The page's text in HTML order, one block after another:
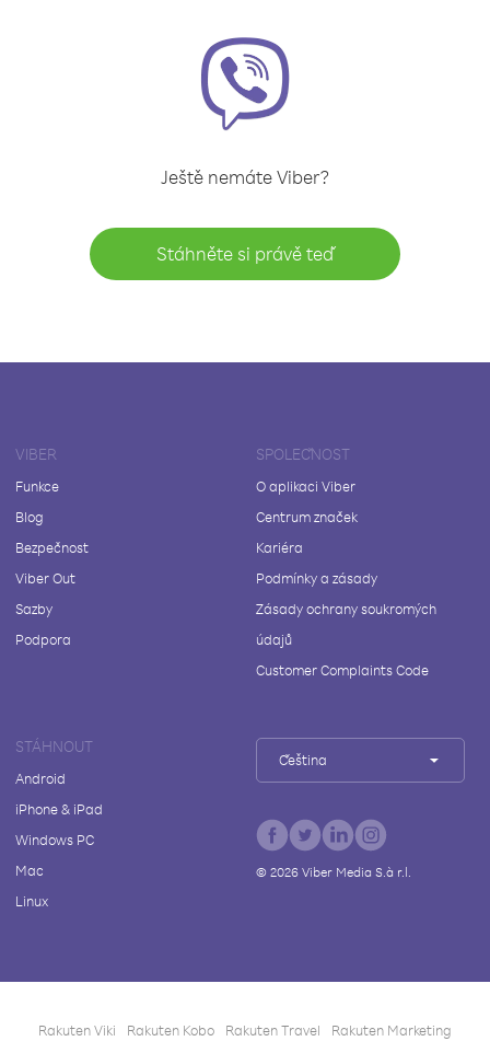
Ještě nemáte Viber?
Stáhněte si právě teď
VIBER
Funkce
Blog
Bezpečnost
Viber Out
Sazby
Podpora
SPOLEČNOST
O aplikaci Viber
Centrum značek
Kariéra
Podmínky a zásady
Zásady ochrany soukromých
údajů
Customer Complaints Code
STÁHNOUT
Android
iPhone & iPad
Windows PC
Mac
Linux
Čeština
© 2026Viber Media S.à r.l.
Rakuten Viki Rakuten Kobo Rakuten Travel Rakuten Marketing